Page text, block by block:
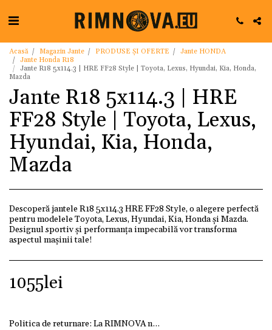
Acasă Magazin Jante PRODUSE ȘI OFERTE
Jante HONDA
Jante Honda R18
Jante R18 5x114.3 | HRE FF28 Style | Toyota, Lexus, Hyundai, Kia, Honda,
Mazda
Jante R18 5x114.3 | HRE
FF28 Style | Toyota, Lexus,
Hyundai, Kia, Honda,
Mazda
Descoperă jantele R18 5x114.3 HRE FF28 Style, o alegere perfectă
pentru modelele Toyota, Lexus, Hyundai, Kia, Honda și Mazda.
Designul sportiv și performanța impecabilă vor transforma
aspectul mașinii tale!
1055lei
Politica de returnare: La RIMNOVA ne dorim ca fiecare